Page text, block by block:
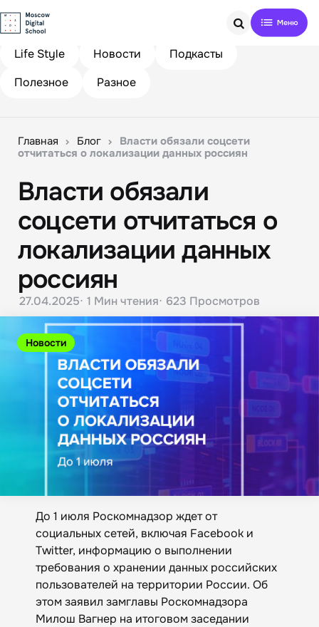
Search
Life Style
Новости
Подкасты
Полезное
Разное
Главная Блог
Власти обязали соцсети
отчитаться о локализации данных россиян
Новости
Власти обязали
соцсети отчитаться о
локализации данных
россиян
27.04.2025 1 Мин чтения 623 Просмотров
До 1 июля Роскомнадзор ждет от
социальных сетей, включая Facebook и
Twitter, информацию о выполнении
требования о хранении данных российских
пользователей на территории России. Об
этом заявил замглавы Роскомнадзора
Милош Вагнер на итоговом заседании